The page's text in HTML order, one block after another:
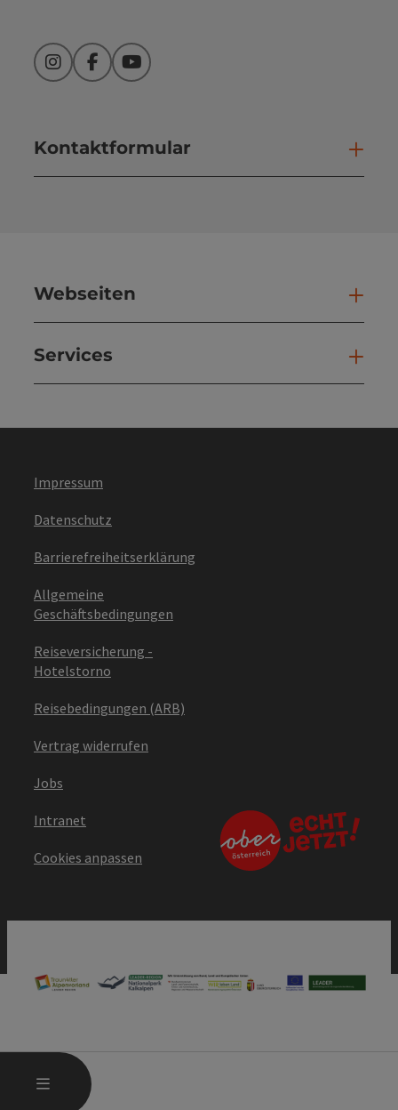
MENÜ
InstagramFacebookYouTube
Kontaktformular
Webseiten
Services
Impressum
Datenschutz
Barrierefreiheitserklärung
Allgemeine
Geschäftsbedingungen
Reiseversicherung -
Hotelstorno
Reisebedingungen (ARB)
Vertrag widerrufen
Jobs
Intranet
Cookies anpassen